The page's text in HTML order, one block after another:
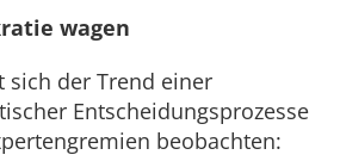
wagen
sich der Trend einer
Entscheidungsprozesse
beobachten: